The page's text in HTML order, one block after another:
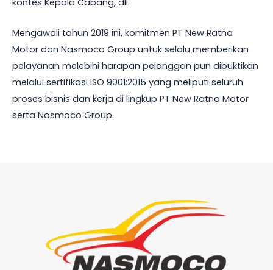
Mengawali tahun 2019 ini, komitmen PT New Ratna
Motor dan Nasmoco Group untuk selalu memberikan
pelayanan melebihi harapan pelanggan pun dibuktikan
melalui sertifikasi ISO 9001:2015 yang meliputi seluruh
proses bisnis dan kerja di lingkup PT New Ratna Motor
serta Nasmoco Group.